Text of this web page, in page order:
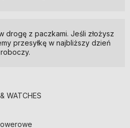
drogę z paczkami. Jeśli złożysz
przesyłkę w najbliższy dzień
roboczy.
WATCHES